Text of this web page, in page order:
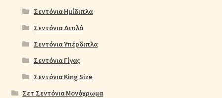
Σεντόνια Ημίδιπλα
Σεντόνια Διπλά
Σεντόνια Υπέρδιπλα
Σεντόνια Γίγας
Σεντόνια King Size
Σετ Σεντόνια Μονόχρωμα